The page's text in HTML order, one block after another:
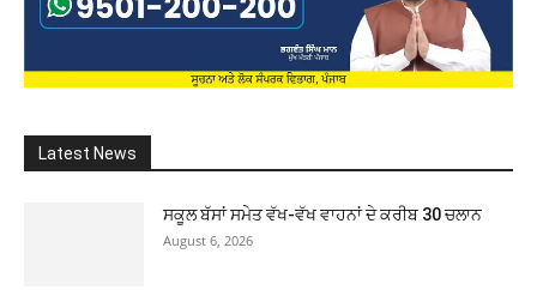
Latest News
ਸਕੂਲ ਬੱਸਾਂ ਸਮੇਤ ਵੱਖ-ਵੱਖ ਵਾਹਨਾਂ ਦੇ ਕਰੀਬ 30 ਚਲਾਨ
August 6, 2026